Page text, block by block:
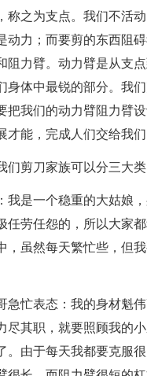
称之为支点。我们不活
动力；而要剪的东西阻
阻力臂。动力臂是从支
身体中最锐的部分。我
把我们的动力臂阻力臂
能，完成人们交给我们
剪刀家族可以分三大类
是一个稳重的大姑娘，
任劳任怨的，所以大家
，虽然每天繁忙些，但
忙表态：我的身材魁伟
尽其职，就要照顾我的
。由于每天我都要克服